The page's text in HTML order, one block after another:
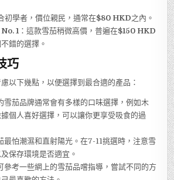
初學者，價位親民，通常在$80 HKD之內。
1 ：這款雪茄稍微高價，普遍在$150 HKD
錯的選擇。
巧
以下幾點，以便選擇到最合適的產品：
雪茄品牌通常會有多樣的口味選擇，例如木
個人喜好選擇，可以讓你更享受吸食的過
最怕潮濕和直射陽光。在7-11挑選時，注意雪
保存環境是否適宜。
參考一些網上的雪茄品嚐指導，嘗試不同的方